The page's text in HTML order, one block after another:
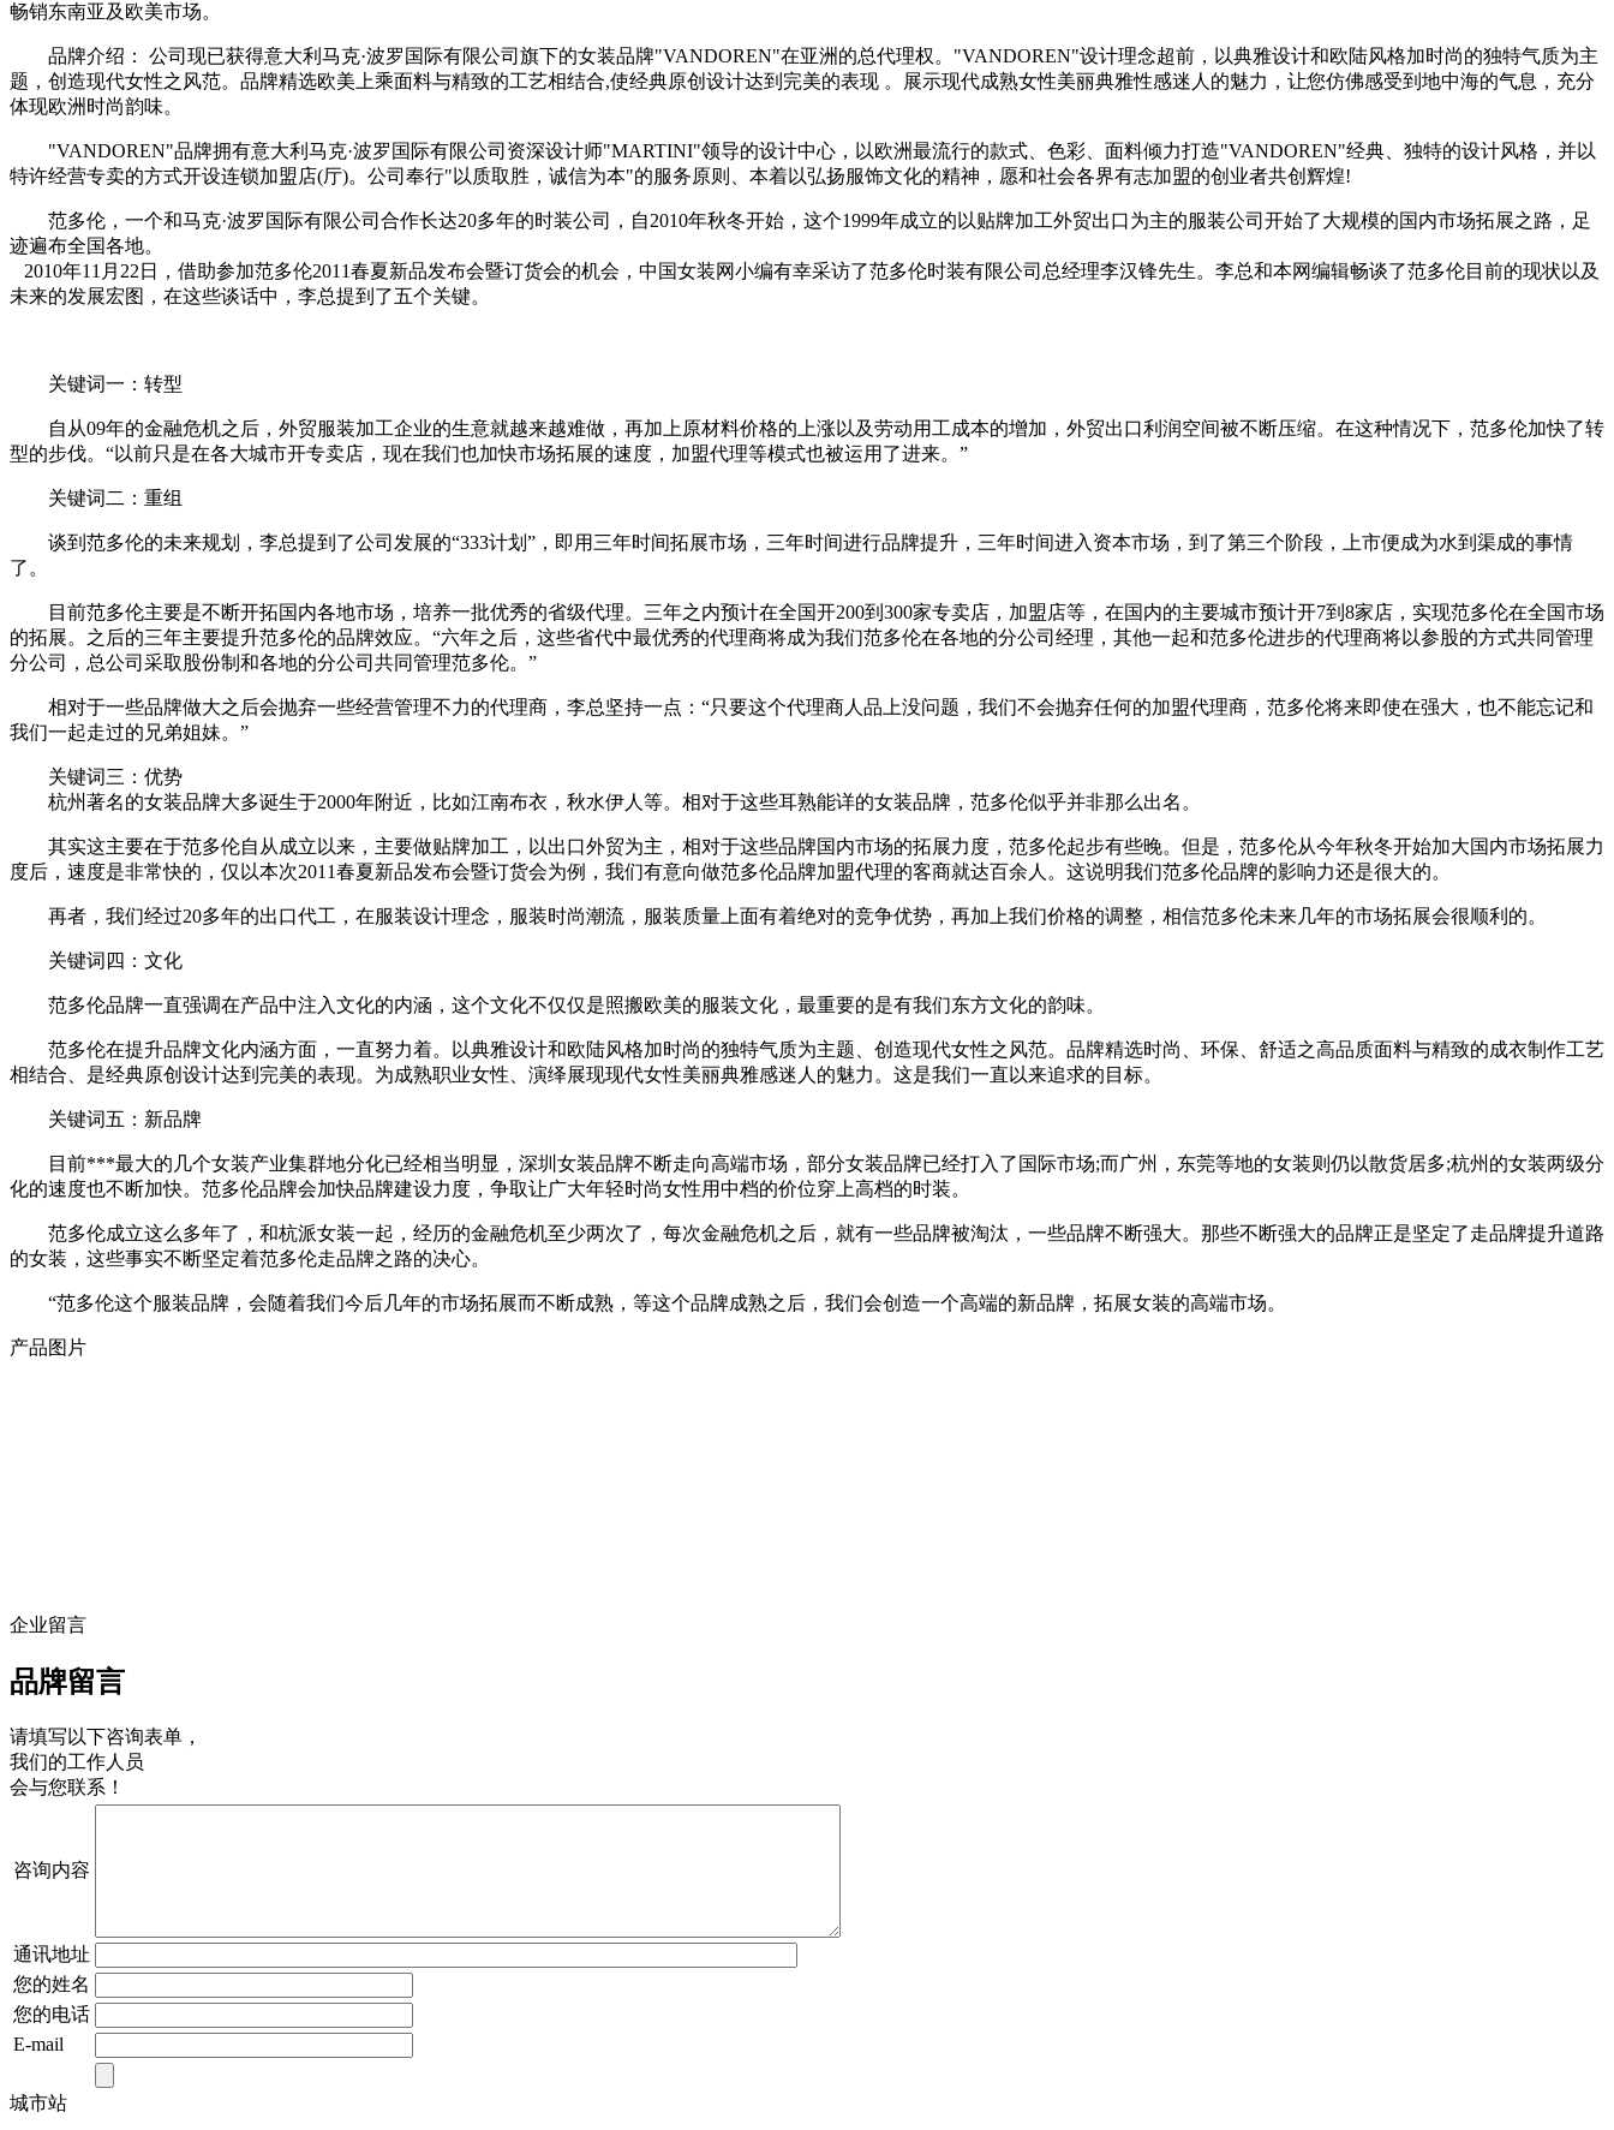
畅销东南亚及欧美市场。
品牌介绍： 公司现已获得意大利马克·波罗国际有限公司旗下的女装品牌"VANDOREN"在亚洲的总代理权。"VANDOREN"设计理念超前，以典雅设计和欧陆风格加时尚的独特气质为主
题，创造现代女性之风范。品牌精选欧美上乘面料与精致的工艺相结合,使经典原创设计达到完美的表现 。展示现代成熟女性美丽典雅性感迷人的魅力，让您仿佛感受到地中海的气息，充分
体现欧洲时尚韵味。
"VANDOREN"品牌拥有意大利马克·波罗国际有限公司资深设计师"MARTINI"领导的设计中心，以欧洲最流行的款式、色彩、面料倾力打造"VANDOREN"经典、独特的设计风格，并以
特许经营专卖的方式开设连锁加盟店(厅)。公司奉行"以质取胜，诚信为本"的服务原则、本着以弘扬服饰文化的精神，愿和社会各界有志加盟的创业者共创辉煌!
范多伦，一个和马克·波罗国际有限公司合作长达20多年的时装公司，自2010年秋冬开始，这个1999年成立的以贴牌加工外贸出口为主的服装公司开始了大规模的国内市场拓展之路，足
迹遍布全国各地。
2010年11月22日，借助参加范多伦2011春夏新品发布会暨订货会的机会，中国女装网小编有幸采访了范多伦时装有限公司总经理李汉锋先生。李总和本网编辑畅谈了范多伦目前的现状以及
未来的发展宏图，在这些谈话中，李总提到了五个关键。
关键词一：转型
自从09年的金融危机之后，外贸服装加工企业的生意就越来越难做，再加上原材料价格的上涨以及劳动用工成本的增加，外贸出口利润空间被不断压缩。在这种情况下，范多伦加快了转
型的步伐。“以前只是在各大城市开专卖店，现在我们也加快市场拓展的速度，加盟代理等模式也被运用了进来。”
关键词二：重组
谈到范多伦的未来规划，李总提到了公司发展的“333计划”，即用三年时间拓展市场，三年时间进行品牌提升，三年时间进入资本市场，到了第三个阶段，上市便成为水到渠成的事情
了。
目前范多伦主要是不断开拓国内各地市场，培养一批优秀的省级代理。三年之内预计在全国开200到300家专卖店，加盟店等，在国内的主要城市预计开7到8家店，实现范多伦在全国市场
的拓展。之后的三年主要提升范多伦的品牌效应。“六年之后，这些省代中最优秀的代理商将成为我们范多伦在各地的分公司经理，其他一起和范多伦进步的代理商将以参股的方式共同管理
分公司，总公司采取股份制和各地的分公司共同管理范多伦。”
相对于一些品牌做大之后会抛弃一些经营管理不力的代理商，李总坚持一点：“只要这个代理商人品上没问题，我们不会抛弃任何的加盟代理商，范多伦将来即使在强大，也不能忘记和
我们一起走过的兄弟姐妹。”
关键词三：优势
杭州著名的女装品牌大多诞生于2000年附近，比如江南布衣，秋水伊人等。相对于这些耳熟能详的女装品牌，范多伦似乎并非那么出名。
其实这主要在于范多伦自从成立以来，主要做贴牌加工，以出口外贸为主，相对于这些品牌国内市场的拓展力度，范多伦起步有些晚。但是，范多伦从今年秋冬开始加大国内市场拓展力
度后，速度是非常快的，仅以本次2011春夏新品发布会暨订货会为例，我们有意向做范多伦品牌加盟代理的客商就达百余人。这说明我们范多伦品牌的影响力还是很大的。
再者，我们经过20多年的出口代工，在服装设计理念，服装时尚潮流，服装质量上面有着绝对的竞争优势，再加上我们价格的调整，相信范多伦未来几年的市场拓展会很顺利的。
关键词四：文化
范多伦品牌一直强调在产品中注入文化的内涵，这个文化不仅仅是照搬欧美的服装文化，最重要的是有我们东方文化的韵味。
范多伦在提升品牌文化内涵方面，一直努力着。以典雅设计和欧陆风格加时尚的独特气质为主题、创造现代女性之风范。品牌精选时尚、环保、舒适之高品质面料与精致的成衣制作工艺
相结合、是经典原创设计达到完美的表现。为成熟职业女性、演绎展现现代女性美丽典雅感迷人的魅力。这是我们一直以来追求的目标。
关键词五：新品牌
目前***最大的几个女装产业集群地分化已经相当明显，深圳女装品牌不断走向高端市场，部分女装品牌已经打入了国际市场;而广州，东莞等地的女装则仍以散货居多;杭州的女装两级分
化的速度也不断加快。范多伦品牌会加快品牌建设力度，争取让广大年轻时尚女性用中档的价位穿上高档的时装。
范多伦成立这么多年了，和杭派女装一起，经历的金融危机至少两次了，每次金融危机之后，就有一些品牌被淘汰，一些品牌不断强大。那些不断强大的品牌正是坚定了走品牌提升道路
的女装，这些事实不断坚定着范多伦走品牌之路的决心。
“范多伦这个服装品牌，会随着我们今后几年的市场拓展而不断成熟，等这个品牌成熟之后，我们会创造一个高端的新品牌，拓展女装的高端市场。
产品图片
企业留言
品牌留言
请填写以下咨询表单，
我们的工作人员
会与您联系！
咨询内容
通讯地址
您的姓名
您的电话
E-mail
城市站